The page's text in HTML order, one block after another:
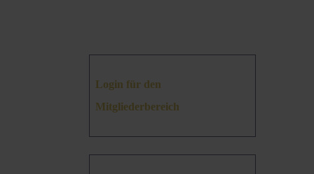
Login für den
Mitgliederbereich